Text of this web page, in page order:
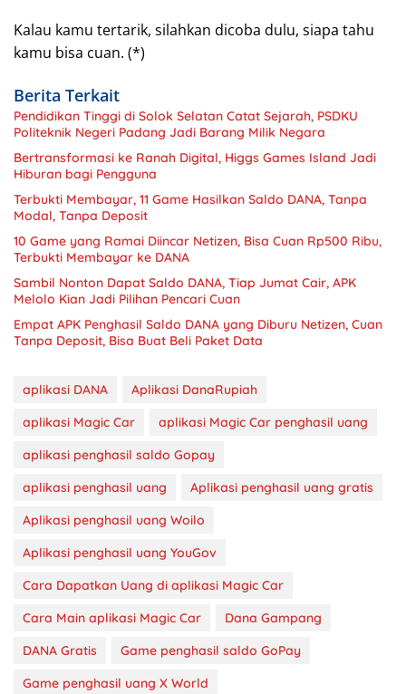
Kalau kamu tertarik, silahkan dicoba dulu, siapa tahu
kamu bisa cuan. (*)
Berita Terkait
Pendidikan Tinggi di Solok Selatan Catat Sejarah, PSDKU
Politeknik Negeri Padang Jadi Barang Milik Negara
Bertransformasi ke Ranah Digital, Higgs Games Island Jadi
Hiburan bagi Pengguna
Terbukti Membayar, 11 Game Hasilkan Saldo DANA, Tanpa
Modal, Tanpa Deposit
10 Game yang Ramai Diincar Netizen, Bisa Cuan Rp500 Ribu,
Terbukti Membayar ke DANA
Sambil Nonton Dapat Saldo DANA, Tiap Jumat Cair, APK
Melolo Kian Jadi Pilihan Pencari Cuan
Empat APK Penghasil Saldo DANA yang Diburu Netizen, Cuan
Tanpa Deposit, Bisa Buat Beli Paket Data
aplikasi DANA
Aplikasi DanaRupiah
aplikasi Magic Car
aplikasi Magic Car penghasil uang
aplikasi penghasil saldo Gopay
aplikasi penghasil uang
Aplikasi penghasil uang gratis
Aplikasi penghasil uang Woilo
Aplikasi penghasil uang YouGov
Cara Dapatkan Uang di aplikasi Magic Car
Cara Main aplikasi Magic Car
Dana Gampang
DANA Gratis
Game penghasil saldo GoPay
Game penghasil uang X World